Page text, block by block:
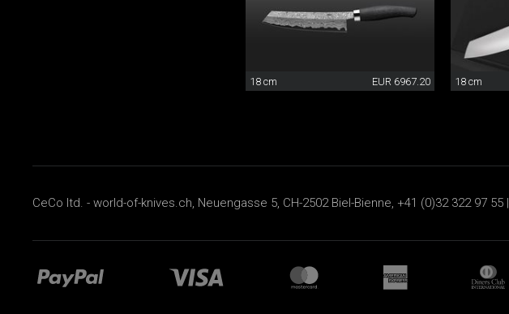
18 cm EUR 6967.20 18 cm
CeCo ltd. - world-of-knives.ch, Neuengasse 5, CH-2502 Biel-Bienne, +41 (0)32 322 97 55 |